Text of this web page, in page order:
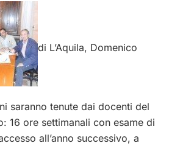
di L’Aquila, Domenico
saranno tenute dai docenti del
16 ore settimanali con esame di
all’anno successivo, a